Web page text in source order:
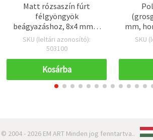
Matt rózsaszín fúrt
félgyöngyök
beágyazáshoz, 8x4 mm, 1
mm furat - 20 db
SKU (leltári azonosító):
503100
Kosárba
mm,
SKU
© 2004 - 2026 EM ART Minden jog fenntartva..